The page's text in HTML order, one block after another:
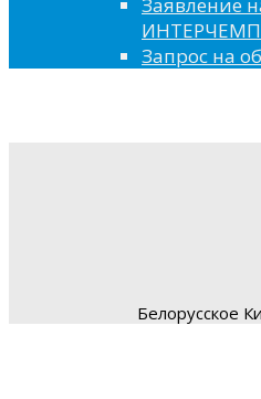
Запрос на
Белорусское